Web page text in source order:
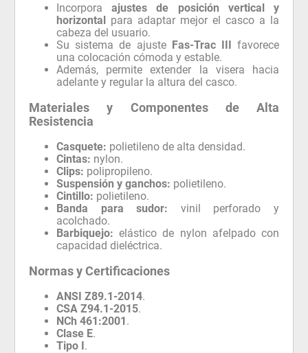
Incorporaajustes de posición vertical y
horizontal para adaptar mejor el casco a la
cabeza del usuario.
Su sistema de ajuste Fas-Trac III favorece
una colocación cómoda y estable.
Además, permite extender la visera hacia
adelante y regular la altura del casco.
Materiales y Componentes de Alta
Resistencia
Casquete: polietileno de alta densidad.
Cintas: nylon.
Clips: polipropileno.
Suspensión y ganchos: polietileno.
Cintillo: polietileno.
Banda para sudor: vinil perforado y
acolchado.
Barbiquejo: elástico de nylon afelpado con
capacidad dieléctrica.
Normas y Certificaciones
ANSI Z89.1-2014.
CSA Z94.1-2015.
NCh 461:2001.
Clase E.
Tipo I.